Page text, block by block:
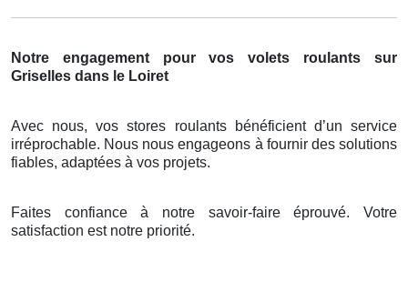
Notre engagement pour vos volets roulants sur
Griselles dans le Loiret
Avec nous, vos stores roulants bénéficient d’un service
irréprochable. Nous nous engageons à fournir des solutions
fiables, adaptées à vos projets.
Faites confiance à notre savoir-faire éprouvé. Votre
satisfaction est notre priorité.